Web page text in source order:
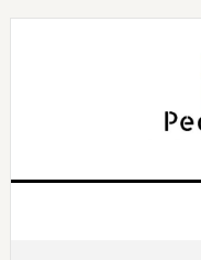
Skip
Skip
Skip